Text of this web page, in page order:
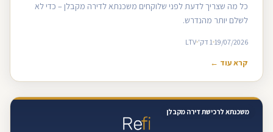
כל מה שצריך לדעת לפני שלוקחים משכנתא לדירה מקבלן – כדי לא
לשלם יותר מהנדרש.
19/07/2026 1 דק' LTV
קרא עוד ←
משכנתא לרכישת דירה מקבלן